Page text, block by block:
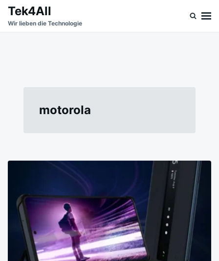
SkipSearch
for:
Tek4All
Wir lieben die Technologie
motorola